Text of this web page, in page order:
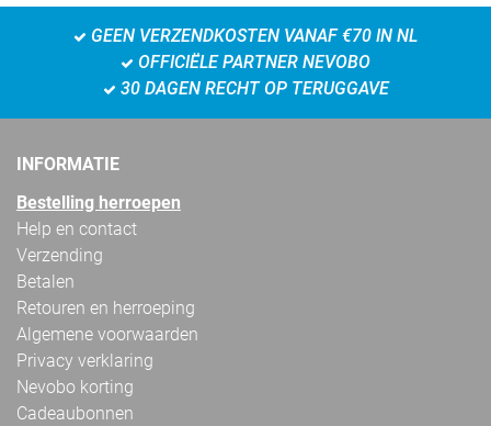
GEEN VERZENDKOSTEN VANAF €70 IN NL
OFFICIËLE PARTNER NEVOBO
30 DAGEN RECHT OP TERUGGAVE
INFORMATIE
Bestelling herroepen
Help en contact
Verzending
Betalen
Retouren en herroeping
Algemene voorwaarden
Privacy verklaring
Nevobo korting
Cadeaubonnen